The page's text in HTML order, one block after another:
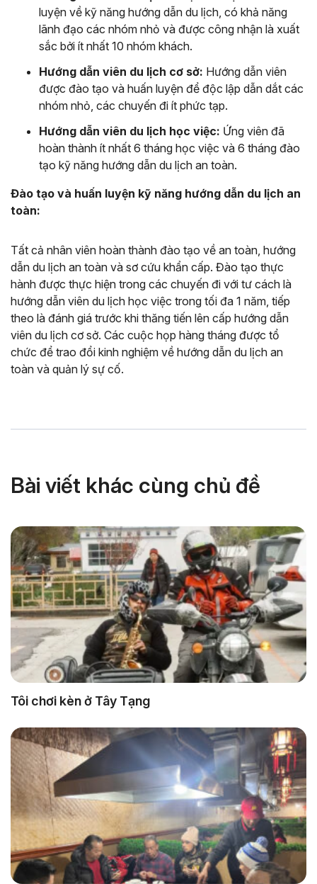
luyện về kỹ năng hướng dẫn du lịch, có khả năng
lãnh đạo các nhóm nhỏ và được công nhận là xuất
sắc bởi ít nhất 10 nhóm khách.
Hướng dẫn viên du lịch cơ sở: Hướng dẫn viên
được đào tạo và huấn luyện để độc lập dẫn dắt các
nhóm nhỏ, các chuyến đi ít phức tạp.
Hướng dẫn viên du lịch học việc: Ứng viên đã
hoàn thành ít nhất 6 tháng học việc và 6 tháng đào
tạo kỹ năng hướng dẫn du lịch an toàn.
Đào tạo và huấn luyện kỹ năng hướng dẫn du lịch an
toàn:
Tất cả nhân viên hoàn thành đào tạo về an toàn, hướng
dẫn du lịch an toàn và sơ cứu khẩn cấp. Đào tạo thực
hành được thực hiện trong các chuyến đi với tư cách là
hướng dẫn viên du lịch học việc trong tối đa 1 năm, tiếp
theo là đánh giá trước khi thăng tiến lên cấp hướng dẫn
viên du lịch cơ sở. Các cuộc họp hàng tháng được tổ
chức để trao đổi kinh nghiệm về hướng dẫn du lịch an
toàn và quản lý sự cố.
Bài viết khác cùng chủ đề
Tôi chơi kèn ở Tây Tạng